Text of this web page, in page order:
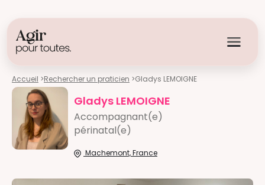
Accueil >Rechercher un praticien >Gladys LEMOIGNE
Gladys LEMOIGNE
Accompagnant(e)
périnatal(e)
Machemont, France